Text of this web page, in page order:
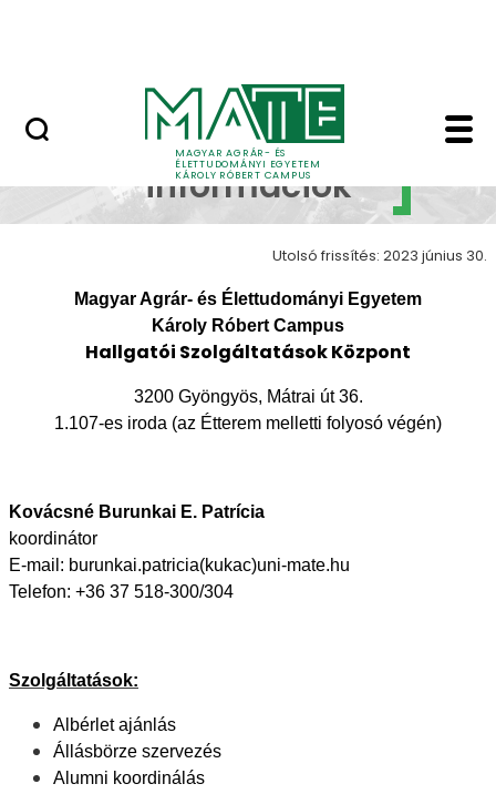
MAGYAR AGRÁR- ÉS
ÉLETTUDOMÁNYI EGYETEM
KÁROLY RÓBERT CAMPUS
Elérhetőségek,
Elérhetőségek,
információk
Utolsó frissítés: 2023 június 30.
Magyar Agrár- és Élettudományi Egyetem
Károly Róbert Campus
Hallgatói Szolgáltatások Központ
3200 Gyöngyös, Mátrai út 36.
1.107-es iroda (az Étterem melletti folyosó végén)
Kovácsné Burunkai E. Patrícia
koordinátor
E-mail: burunkai.patricia(kukac)uni-mate.hu
Telefon: +36 37 518-300/304
Szolgáltatások:
Albérlet ajánlás
Állásbörze szervezés
Alumni koordinálás